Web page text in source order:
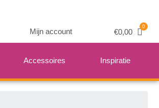
Mijn account €0,00
Accessoires Inspiratie